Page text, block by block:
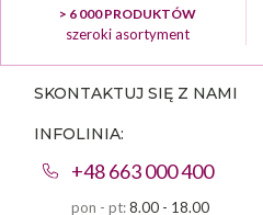
> 6 000 PRODUKTÓW
szeroki asortyment
SKONTAKTUJ SIĘ Z NAMI
INFOLINIA:
+48 663 000 400
pon - pt:8.00 - 18.00